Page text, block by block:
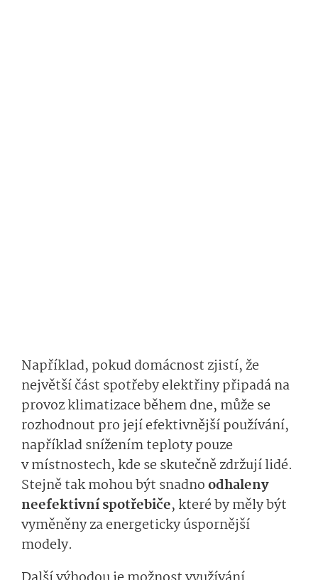
Například, pokud domácnost zjistí, že
největší část spotřeby elektřiny připadá na
provoz klimatizace během dne, může se
rozhodnout pro její efektivnější používání,
například snížením teploty pouze
v místnostech, kde se skutečně zdržují lidé.
Stejně tak mohou být snadnoodhaleny
neefektivní spotřebiče, které by měly být
vyměněny za energeticky úspornější
modely.